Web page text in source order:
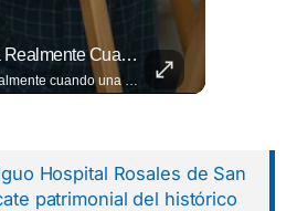
¿Qué Pasa Realmente Cuando Una Persona Tiene Deudas?
Hospital Rosales de San
patrimonial del histórico